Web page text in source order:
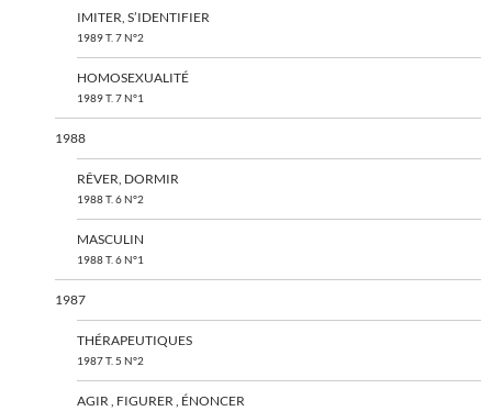
IMITER, S’IDENTIFIER
1989 T. 7 N°2
HOMOSEXUALITÉ
1989 T. 7 N°1
1988
RÊVER, DORMIR
1988 T. 6 N°2
MASCULIN
1988 T. 6 N°1
1987
THÉRAPEUTIQUES
1987 T. 5 N°2
AGIR , FIGURER , ÉNONCER